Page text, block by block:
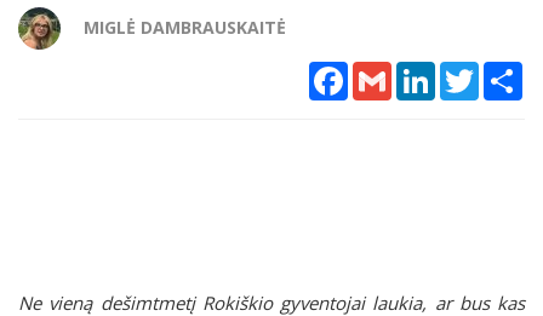
MIGLĖ DAMBRAUSKAITĖ
Facebook
Gmail LinkedInTwitter
Ne vieną dešimtmetį Rokiškio gyventojai laukia, ar bus kas